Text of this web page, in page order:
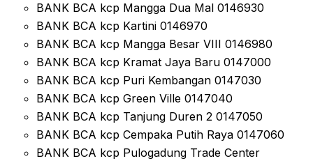
BANK BCA kcp Mangga Dua Mal 0146930
BANK BCA kcp Kartini 0146970
BANK BCA kcp Mangga Besar VIII 0146980
BANK BCA kcp Kramat Jaya Baru 0147000
BANK BCA kcp Puri Kembangan 0147030
BANK BCA kcp Green Ville 0147040
BANK BCA kcp Tanjung Duren 2 0147050
BANK BCA kcp Cempaka Putih Raya 0147060
BANK BCA kcp Pulogadung Trade Center